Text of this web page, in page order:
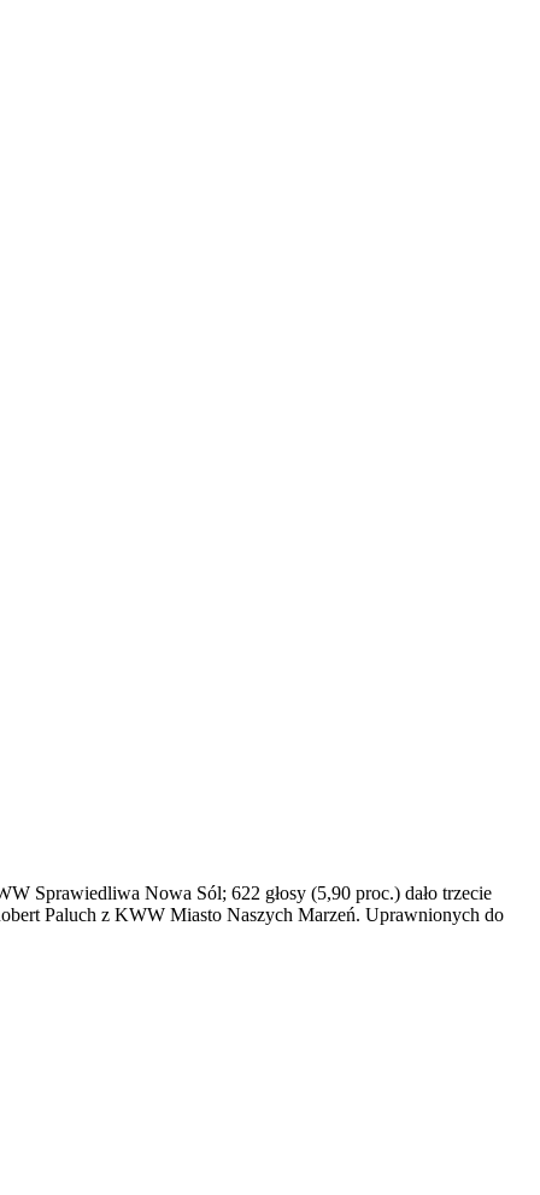
Sprawiedliwa Nowa Sól; 622 głosy (5,90 proc.) dało trzecie
Paluch z KWW Miasto Naszych Marzeń. Uprawnionych do